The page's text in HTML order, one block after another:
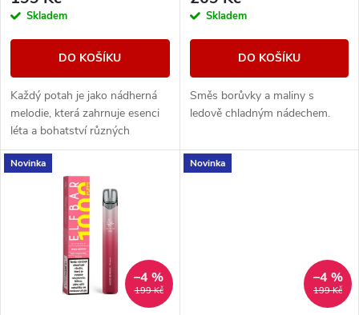
o
u
k
t
o
d
u
k
Skladem
DO KOŠÍKU
Každý potah je jako nádherná
melodie, která zahrnuje esenci
léta a bohatství různých
ovocných chutí.
Skladem
DO KOŠÍKU
Směs borůvky a maliny s
ledově chladným nádechem.
Novinka
199 Kč
–4 %
Novinka
199 Kč
–4 %